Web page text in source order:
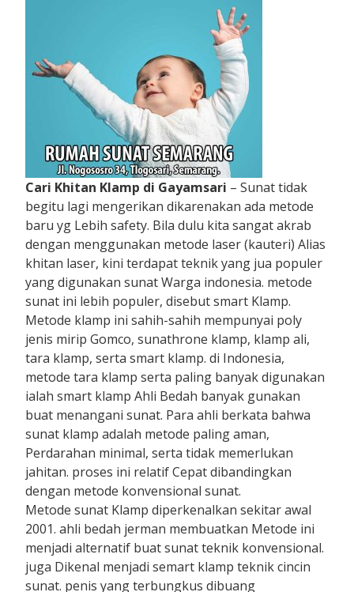
Cari Khitan Klamp di Gayamsari – Sunat tidak
begitu lagi mengerikan dikarenakan ada metode
baru yg Lebih safety. Bila dulu kita sangat akrab
dengan menggunakan metode laser (kauteri) Alias
khitan laser, kini terdapat teknik yang jua populer
yang digunakan sunat Warga indonesia. metode
sunat ini lebih populer, disebut smart Klamp.
Metode klamp ini sahih-sahih mempunyai poly
jenis mirip Gomco, sunathrone klamp, klamp ali,
tara klamp, serta smart klamp. di Indonesia,
metode tara klamp serta paling banyak digunakan
ialah smart klamp Ahli Bedah banyak gunakan
buat menangani sunat. Para ahli berkata bahwa
sunat klamp adalah metode paling aman,
Perdarahan minimal, serta tidak memerlukan
jahitan. proses ini relatif Cepat dibandingkan
dengan metode konvensional sunat.
Metode sunat Klamp diperkenalkan sekitar awal
2001. ahli bedah jerman membuatkan Metode ini
menjadi alternatif buat sunat teknik konvensional.
juga Dikenal menjadi semart klamp teknik cincin
sunat. penis yang terbungkus dibuang